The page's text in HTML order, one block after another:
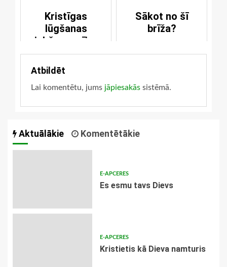
Kristīgas
lūgšanas
priekšnosacījums
Sākot no šī
brīža?
Atbildēt
Lai komentētu, jums jāpiesakās sistēmā.
Aktuālākie Komentētākie
E-APCERES
Es esmu tavs Dievs
E-APCERES
Kristietis kā Dieva namturis